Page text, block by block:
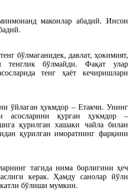
маконлар абадий. Инсон
бўлмаганидек, давлат, ҳокимият,
тенглик бўлмайди. Фақат улар
тенг ҳаёт кечиришлари
ўйлаган ҳукмдор – Етакчи. Унинг
асосларини қурган ҳукмдор –
қурилган хашаки чайла билан
қурилган иморатнинг фарқини
тагида нима борлигини ҳеч
керак. Ҳамду санолар йўли
бўлиши мумкин.